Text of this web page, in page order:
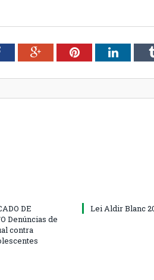
FacebookGoogle+Pinterest
DE
Denúncias de
contra
Lei Aldir Blanc